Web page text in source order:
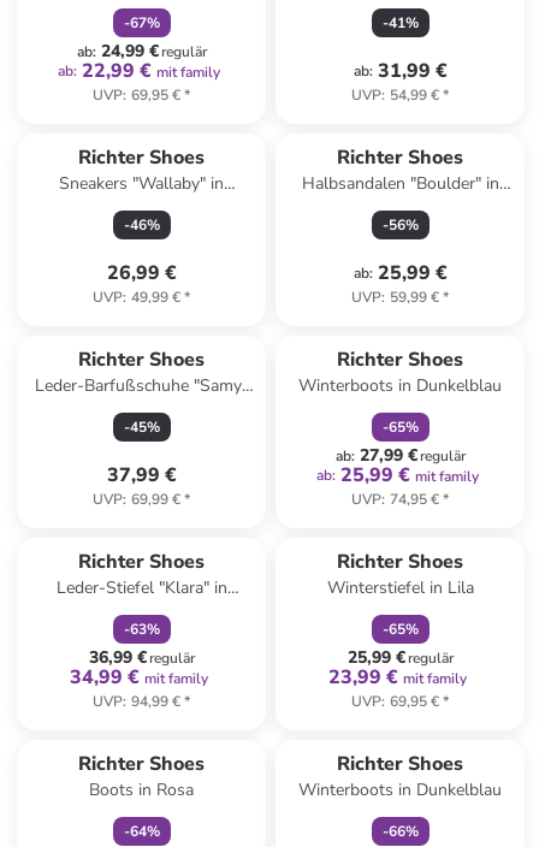
-67%
ab: 24,99 €regulär
ab: 22,99 € mit family
UVP: 69,95 €*
-41%
ab: 31,99 €
UVP: 54,99 €*
Richter Shoes
Sneakers "Wallaby" in
Dunkelblau
-46%
26,99 €
UVP: 49,99 €*
Richter Shoes
Halbsandalen "Boulder" in
Pink
-56%
ab: 25,99 €
UVP: 59,99 €*
Richter Shoes
Leder-Barfußschuhe "Samy"
in Grau
-45%
37,99 €
UVP: 69,99 €*
Richter Shoes
Winterboots in Dunkelblau
-65%
ab: 27,99 €regulär
ab: 25,99 € mit family
UVP: 74,95 €*
Richter Shoes
Leder-Stiefel "Klara" in
Dunkelblau
-63%
36,99 €regulär
34,99 € mit family
UVP: 94,99 €*
Richter Shoes
Winterstiefel in Lila
-65%
25,99 €regulär
23,99 € mit family
UVP: 69,95 €*
Richter Shoes
Boots in Rosa
-64%
Richter Shoes
Winterboots in Dunkelblau
-66%